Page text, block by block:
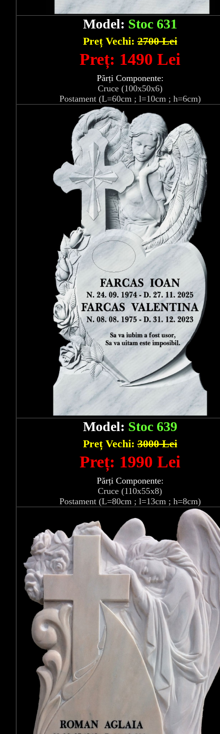
Model: Stoc 631
Preț Vechi:2700 Lei
Preț: 1490 Lei
Părți Componente:
Cruce (100x50x6)
Postament (L=60cm ; l=10cm ; h=6cm)
Model: Stoc 639
Preț Vechi:3000 Lei
Preț: 1990 Lei
Părți Componente:
Cruce (110x55x8)
Postament (L=80cm ; l=13cm ; h=8cm)